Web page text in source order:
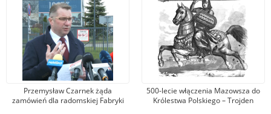
Przemysław Czarnek żąda
zamówień dla radomskiej Fabryki
500-lecie włączenia Mazowsza do
Królestwa Polskiego – Trojden